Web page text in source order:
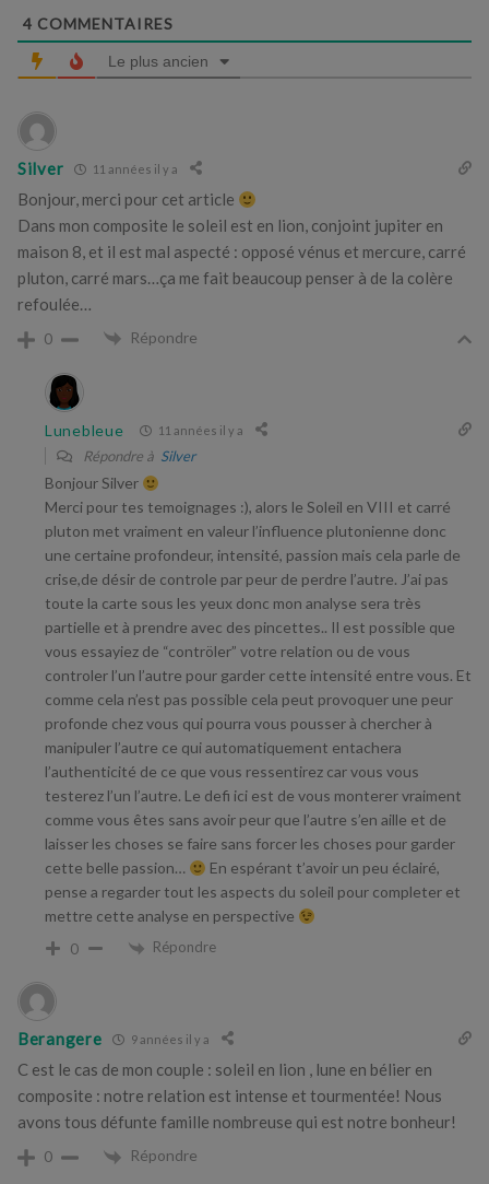
4 COMMENTAIRES
Le plus ancien
Silver 11 années il y a
Bonjour, merci pour cet article
Dans mon composite le soleil est en lion, conjoint jupiter en
maison 8, et il est mal aspecté : opposé vénus et mercure, carré
pluton, carré mars…ça me fait beaucoup penser à de la colère
refoulée…
0 Répondre
Lunebleue 11 années il y a
Répondre à Silver
Bonjour Silver
Merci pour tes temoignages :), alors le Soleil en VIII et carré
pluton met vraiment en valeur l’influence plutonienne donc
une certaine profondeur, intensité, passion mais cela parle de
crise,de désir de controle par peur de perdre l’autre. J’ai pas
toute la carte sous les yeux donc mon analyse sera très
partielle et à prendre avec des pincettes.. Il est possible que
vous essayiez de “contröler” votre relation ou de vous
controler l’un l’autre pour garder cette intensité entre vous. Et
comme cela n’est pas possible cela peut provoquer une peur
profonde chez vous qui pourra vous pousser à chercher à
manipuler l’autre ce qui automatiquement entachera
l’authenticité de ce que vous ressentirez car vous vous
testerez l’un l’autre. Le defi ici est de vous monterer vraiment
comme vous êtes sans avoir peur que l’autre s’en aille et de
laisser les choses se faire sans forcer les choses pour garder
cette belle passion…
En espérant t’avoir un peu éclairé,
pense a regarder tout les aspects du soleil pour completer et
mettre cette analyse en perspective
0 Répondre
Berangere 9 années il y a
C est le cas de mon couple : soleil en lion , lune en bélier en
composite : notre relation est intense et tourmentée! Nous
avons tous défunte famille nombreuse qui est notre bonheur!
0 Répondre